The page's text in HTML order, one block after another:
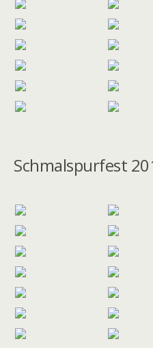
Schmalspurfest